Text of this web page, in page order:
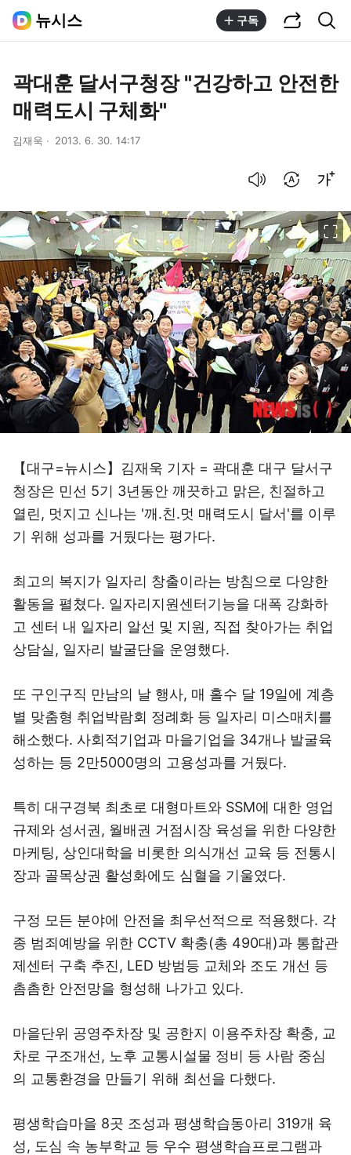
뉴시스 구독
곽대훈 달서구청장 "건강하고 안전한
매력도시 구체화"
김재욱 2013. 6. 30. 14:17
【대구=뉴시스】김재욱 기자 = 곽대훈 대구 달서구
청장은 민선 5기 3년동안 깨끗하고 맑은, 친절하고
열린, 멋지고 신나는 '깨.친.멋 매력도시 달서'를 이루
기 위해 성과를 거뒀다는 평가다.
최고의 복지가 일자리 창출이라는 방침으로 다양한
활동을 펼쳤다. 일자리지원센터기능을 대폭 강화하
고 센터 내 일자리 알선 및 지원, 직접 찾아가는 취업
상담실, 일자리 발굴단을 운영했다.
또 구인구직 만남의 날 행사, 매 홀수 달 19일에 계층
별 맞춤형 취업박람회 정례화 등 일자리 미스매치를
해소했다. 사회적기업과 마을기업을 34개나 발굴육
성하는 등 2만5000명의 고용성과를 거뒀다.
특히 대구경북 최초로 대형마트와 SSM에 대한 영업
규제와 성서권, 월배권 거점시장 육성을 위한 다양한
마케팅, 상인대학을 비롯한 의식개선 교육 등 전통시
장과 골목상권 활성화에도 심혈을 기울였다.
구정 모든 분야에 안전을 최우선적으로 적용했다. 각
종 범죄예방을 위한 CCTV 확충(총 490대)과 통합관
제센터 구축 추진, LED 방범등 교체와 조도 개선 등
촘촘한 안전망을 형성해 나가고 있다.
마을단위 공영주차장 및 공한지 이용주차장 확충, 교
차로 구조개선, 노후 교통시설물 정비 등 사람 중심
의 교통환경을 만들기 위해 최선을 다했다.
평생학습마을 8곳 조성과 평생학습동아리 319개 육
성, 도심 속 농부학교 등 우수 평생학습프로그램과